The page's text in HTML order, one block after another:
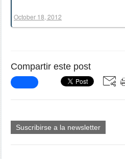
October 18, 2012
Compartir este post
Suscribirse a la newsletter